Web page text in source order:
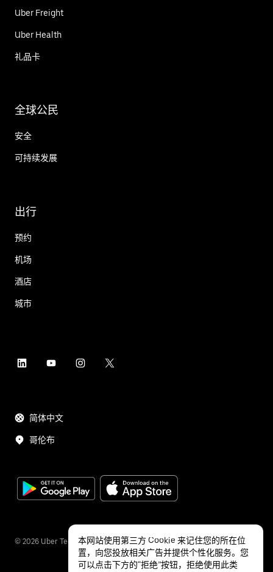
Uber Freight
Uber Health
礼品卡
全球公民
安全
可持续发展
出行
预约
机场
酒店
城市
简体中文
哥伦布
© 2026 Uber Technologies Inc.
本网站使用第三方 Cookie 来记住您的所在位
置，向您投放相关广告并提供个性化服务。您
可以点击下方的“拒绝”按钮，拒绝使用此类